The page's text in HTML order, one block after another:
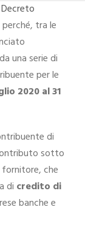
Decreto
tra le
una serie di
per le
2020 al 31
di
sotto
che
di credito di
banche e